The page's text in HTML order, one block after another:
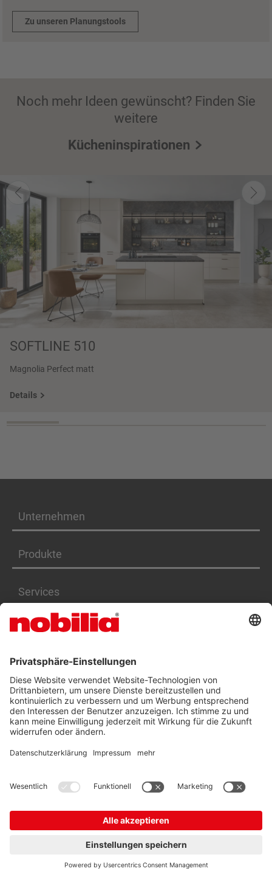
Zu unseren Planungstools
Noch mehr Ideen gewünscht? Finden Sie
weitere
Kücheninspirationen
SOFTLINE 510
Magnolia Perfect matt
Details
Unternehmen
Produkte
Services
Karriere
BARRIEREFREIHEITSERKLÄRUNG
AGB
DATENSCHUTZ
IMPRESSUM